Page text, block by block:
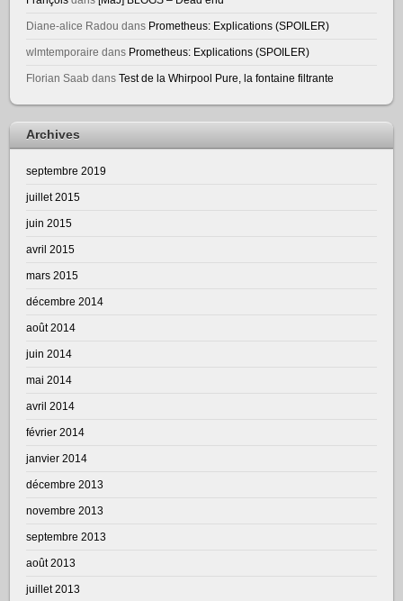
Diane-alice Radou dans Prometheus: Explications (SPOILER)
wlmtemporaire dans Prometheus: Explications (SPOILER)
Florian Saab dansTest de la Whirpool Pure, la fontaine filtrante
Archives
septembre 2019
juillet 2015
juin 2015
avril 2015
mars 2015
décembre 2014
août 2014
juin 2014
mai 2014
avril 2014
février 2014
janvier 2014
décembre 2013
novembre 2013
septembre 2013
août 2013
juillet 2013